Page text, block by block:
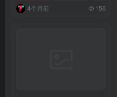
4个月前 156